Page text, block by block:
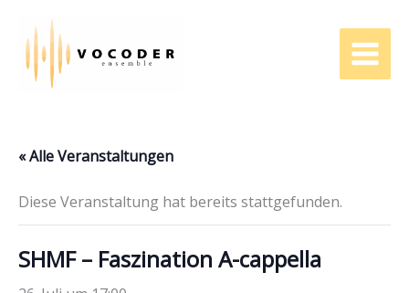
Inhalt
springen
« Alle Veranstaltungen
Diese Veranstaltung hat bereits stattgefunden.
SHMF – Faszination A-cappella